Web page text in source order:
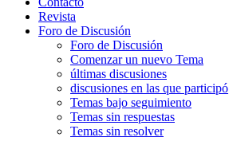
Revista
Foro de Discusión
Foro de Discusión
Comenzar un nuevo Tema
últimas discusiones
discusiones en las que participó
Temas bajo seguimiento
Temas sin respuestas
Temas sin resolver